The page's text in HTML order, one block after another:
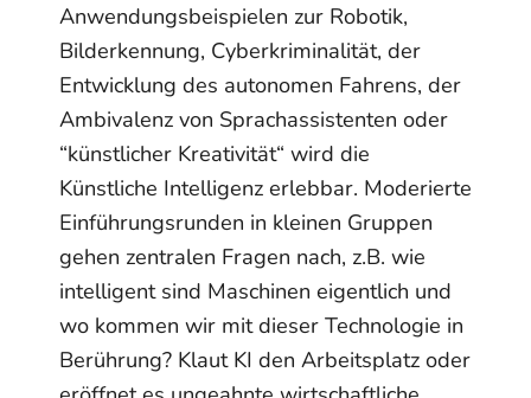
Anwendungsbeispielen zur Robotik,
Bilderkennung, Cyberkriminalität, der
Entwicklung des autonomen Fahrens, der
Ambivalenz von Sprachassistenten oder
“künstlicher Kreativität“ wird die
Künstliche Intelligenz erlebbar. Moderierte
Einführungsrunden in kleinen Gruppen
gehen zentralen Fragen nach, z.B. wie
intelligent sind Maschinen eigentlich und
wo kommen wir mit dieser Technologie in
Berührung? Klaut KI den Arbeitsplatz oder